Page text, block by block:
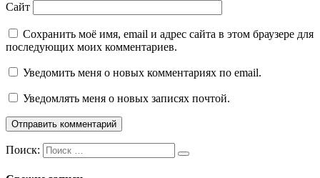
Сайт
Сохранить моё имя, email и адрес сайта в этом браузере для
последующих моих комментариев.
Уведомить меня о новых комментариях по email.
Уведомлять меня о новых записях почтой.
Поиск: